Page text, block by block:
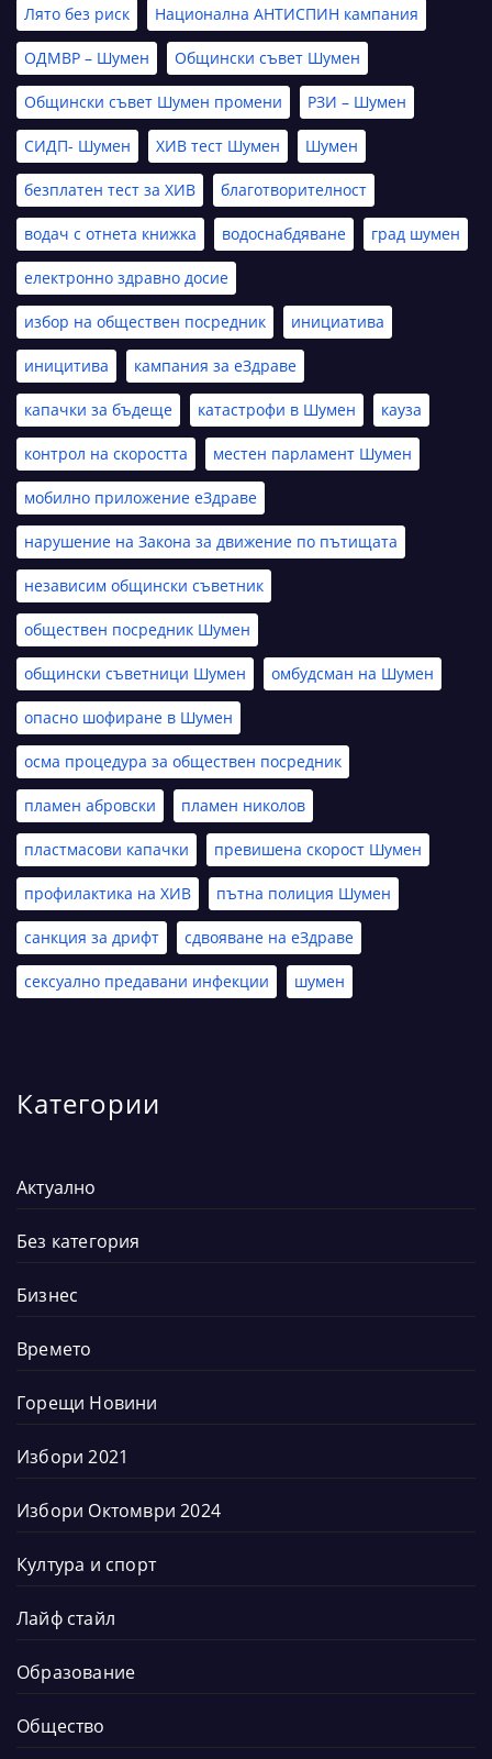
Лято без риск Национална АНТИСПИН кампания
ОДМВР – Шумен Общински съвет Шумен
Общински съвет Шумен промени РЗИ – Шумен
СИДП- Шумен ХИВ тест Шумен Шумен
безплатен тест за ХИВ благотворителност
водач с отнета книжка водоснабдяване град шумен
електронно здравно досие
избор на обществен посредник инициатива
иницитива кампания за еЗдраве
капачки за бъдеще катастрофи в Шумен кауза
контрол на скоростта местен парламент Шумен
мобилно приложение еЗдраве
нарушение на Закона за движение по пътищата
независим общински съветник
обществен посредник Шумен
общински съветници Шумен омбудсман на Шумен
опасно шофиране в Шумен
осма процедура за обществен посредник
пламен абровски пламен николов
пластмасови капачки превишена скорост Шумен
профилактика на ХИВ пътна полиция Шумен
санкция за дрифт сдвояване на еЗдраве
сексуално предавани инфекции шумен
Категории
Актуално
Без категория
Бизнес
Времето
Горещи Новини
Избори 2021
Избори Октомври 2024
Култура и спорт
Лайф стайл
Образование
Общество